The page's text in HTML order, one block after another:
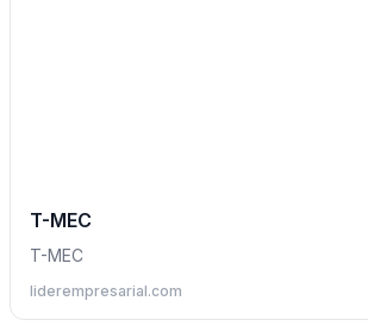
T-MEC
T-MEC
liderempresarial.com